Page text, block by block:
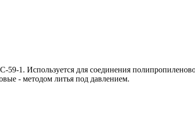
1. Используется для соединения
- методом литья под давлением.